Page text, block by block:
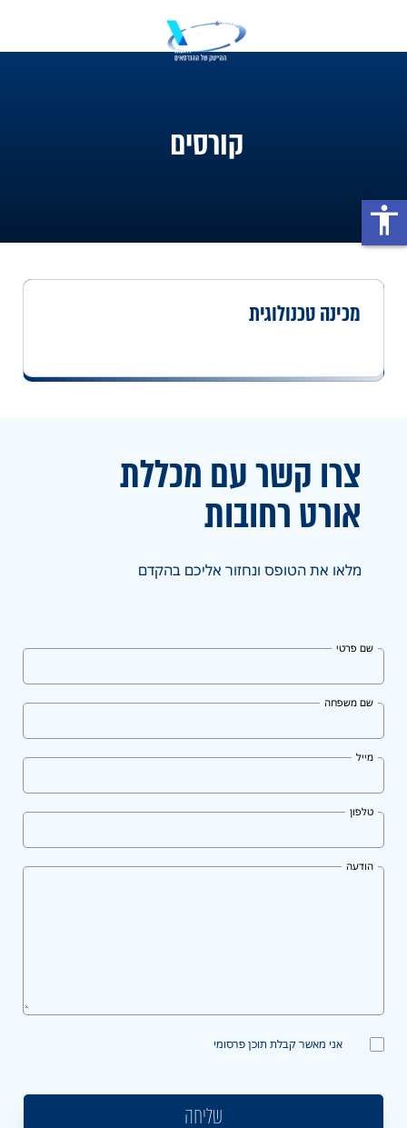
קורסים
מכינה טכנולוגית
צרו קשר עם מכללת
אורטרחובות
מלאו את הטופס ונחזור אליכם בהקדם
שם פרטי
שם משפחה
מייל
טלפון
הודעה
אני מאשר קבלת תוכן פרסומי
שליחה
accessibility